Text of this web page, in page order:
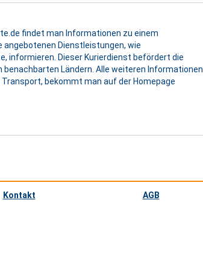
findet man Informationen zu einem
angebotenen Dienstleistungen, wie
informieren. Dieser Kurierdienst befördert die
Ländern. Alle weiteren Informationen
bekommt man auf der Homepage
Kontakt
AGB